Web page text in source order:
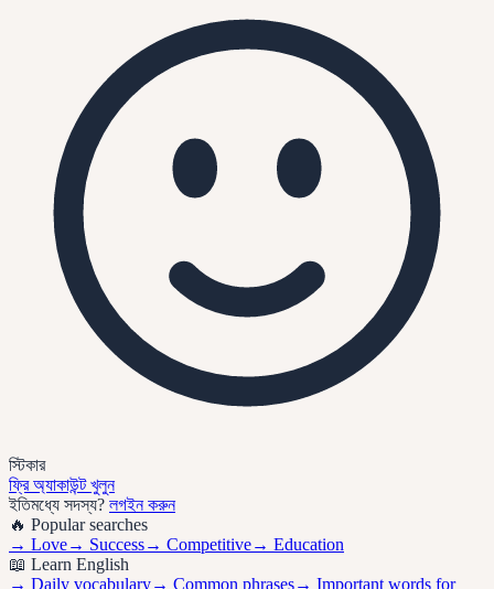
স্টিকার
ফ্রি অ্যাকাউন্ট খুলুন
ইতিমধ্যে সদস্য? লগইন করুন
🔥 Popular searches
→ Love→ Success→ Competitive→ Education
📖 Learn English
→ Daily vocabulary→ Common phrases→ Important words for